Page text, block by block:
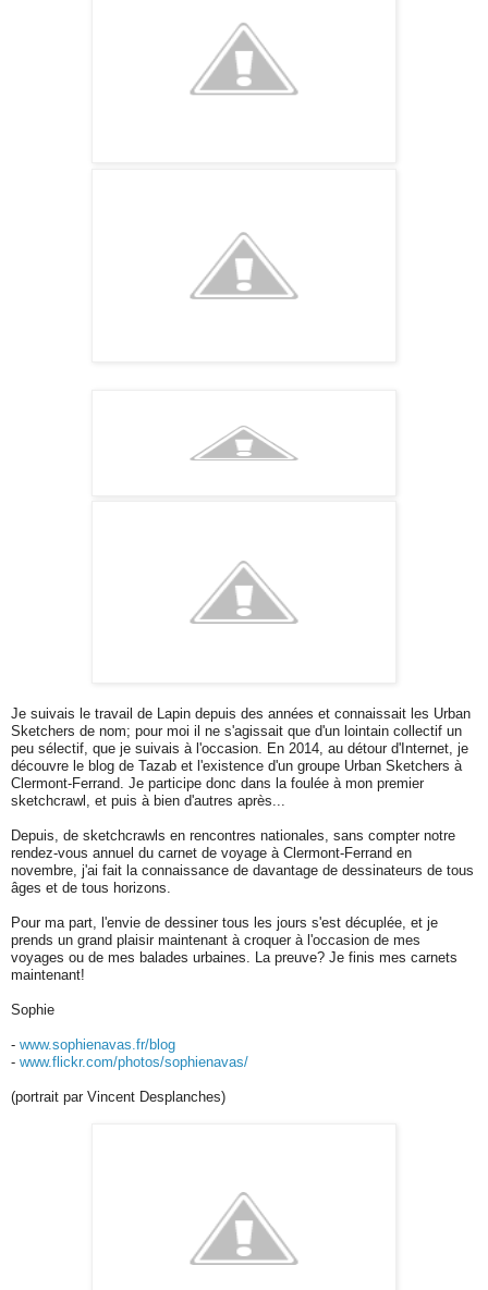
Je suivais le travail de Lapin depuis des années et connaissait les Urban
Sketchers de nom; pour moi il ne s'agissait que d'un lointain collectif un
peu sélectif, que je suivais à l'occasion. En 2014, au détour d'Internet, je
découvre le blog de Tazab et l'existence d'un groupe Urban Sketchers à
Clermont-Ferrand. Je participe donc dans la foulée à mon premier
sketchcrawl, et puis à bien d'autres après...
Depuis, de sketchcrawls en rencontres nationales, sans compter notre
rendez-vous annuel du carnet de voyage à Clermont-Ferrand en
novembre, j'ai fait la connaissance de davantage de dessinateurs de tous
âges et de tous horizons.
Pour ma part, l'envie de dessiner tous les jours s'est décuplée, et je
prends un grand plaisir maintenant à croquer à l'occasion de mes
voyages ou de mes balades urbaines. La preuve? Je finis mes carnets
maintenant!
Sophie
- www.sophienavas.fr/blog
- www.flickr.com/photos/sophienavas/
(portrait par Vincent Desplanches)